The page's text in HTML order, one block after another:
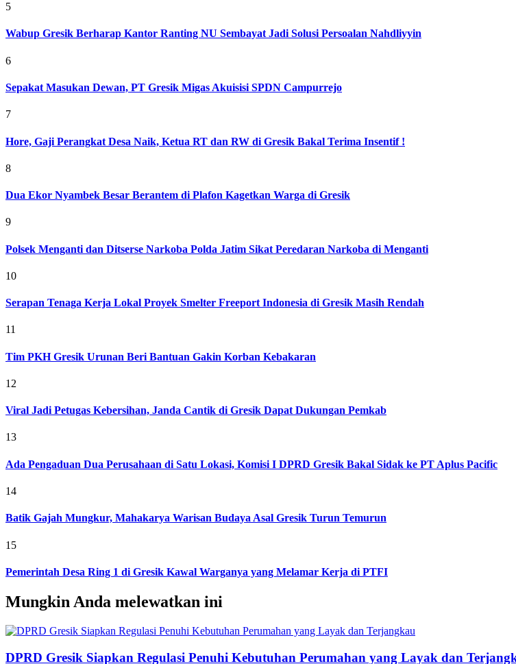
5
Wabup Gresik Berharap Kantor Ranting NU Sembayat Jadi Solusi Persoalan Nahdliyyin
6
Sepakat Masukan Dewan, PT Gresik Migas Akuisisi SPDN Campurrejo
7
Hore, Gaji Perangkat Desa Naik, Ketua RT dan RW di Gresik Bakal Terima Insentif !
8
Dua Ekor Nyambek Besar Berantem di Plafon Kagetkan Warga di Gresik
9
Polsek Menganti dan Ditserse Narkoba Polda Jatim Sikat Peredaran Narkoba di Menganti
10
Serapan Tenaga Kerja Lokal Proyek Smelter Freeport Indonesia di Gresik Masih Rendah
11
Tim PKH Gresik Urunan Beri Bantuan Gakin Korban Kebakaran
12
Viral Jadi Petugas Kebersihan, Janda Cantik di Gresik Dapat Dukungan Pemkab
13
Ada Pengaduan Dua Perusahaan di Satu Lokasi, Komisi I DPRD Gresik Bakal Sidak ke PT Aplus Pacific
14
Batik Gajah Mungkur, Mahakarya Warisan Budaya Asal Gresik Turun Temurun
15
Pemerintah Desa Ring 1 di Gresik Kawal Warganya yang Melamar Kerja di PTFI
Mungkin Anda melewatkan ini
DPRD Gresik Siapkan Regulasi Penuhi Kebutuhan Perumahan yang Layak dan